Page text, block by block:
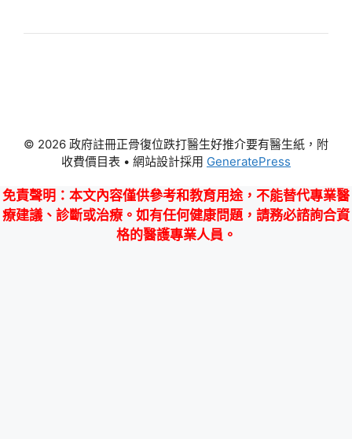
© 2026 政府註冊正骨復位跌打醫生好推介要有醫生紙，附
收費價目表 • 網站設計採用 GeneratePress
免責聲明 ：本文內容僅供參考和教育用途，不能替代專業醫
療建議、診斷或治療。如有任何健康問題，請務必諮詢合資
格的醫護專業人員。